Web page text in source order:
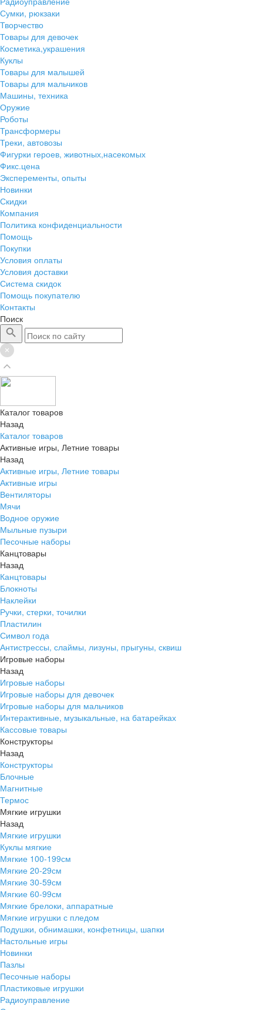
Сумки, рюкзаки
Творчество
Товары для девочек
Косметика,украшения
Куклы
Товары для малышей
Товары для мальчиков
Машины, техника
Оружие
Роботы
Трансформеры
Треки, автовозы
Фигурки героев, животных,насекомых
Фикс.цена
Эксперементы, опыты
Новинки
Скидки
Компания
Политика конфиденциальности
Помощь
Покупки
Условия оплаты
Условия доставки
Система скидок
Помощь покупателю
Контакты
Поиск
Каталог товаров
Назад
Каталог товаров
Активные игры, Летние товары
Назад
Активные игры, Летние товары
Активные игры
Вентиляторы
Мячи
Водное оружие
Мыльные пузыри
Песочные наборы
Канцтовары
Назад
Канцтовары
Блокноты
Наклейки
Ручки, стерки, точилки
Пластилин
Символ года
Антистрессы, слаймы, лизуны, прыгуны, сквиш
Игровые наборы
Назад
Игровые наборы
Игровые наборы для девочек
Игровые наборы для мальчиков
Интерактивные, музыкальные, на батарейках
Кассовые товары
Конструкторы
Назад
Конструкторы
Блочные
Магнитные
Термос
Мягкие игрушки
Назад
Мягкие игрушки
Куклы мягкие
Мягкие 100-199см
Мягкие 20-29см
Мягкие 30-59см
Мягкие 60-99см
Мягкие брелоки, аппаратные
Мягкие игрушки с пледом
Подушки, обнимашки, конфетницы, шапки
Настольные игры
Новинки
Пазлы
Песочные наборы
Пластиковые игрушки
Радиоуправление